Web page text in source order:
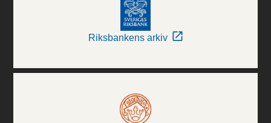
Riksbankens arkiv